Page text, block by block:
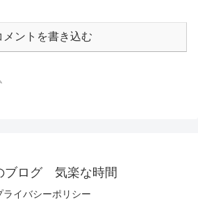
メントを書き込む
ブログ 気楽な時間
ライバシーポリシー